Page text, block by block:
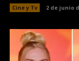
Cine y Tv 2 de junio